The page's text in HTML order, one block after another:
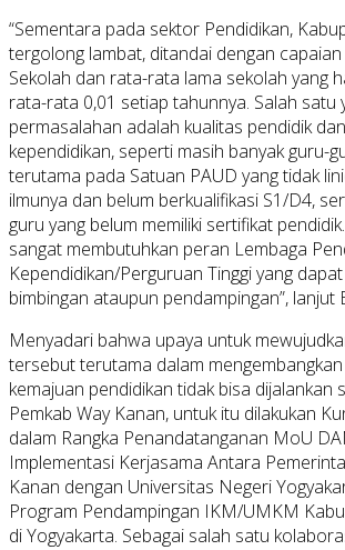
“Sementara pada sektor Pendidikan,
tergolong lambat, ditandai dengan
Sekolah dan rata-rata lama sekolah yang
rata-rata 0,01 setiap tahunnya. Salah satu
permasalahan adalah kualitas pendidik
kependidikan, seperti masih banyak guru-
terutama pada Satuan PAUD yang tidak
ilmunya dan belum berkualifikasi S1/D4,
guru yang belum memiliki sertifikat
sangat membutuhkan peran Lembaga
Kependidikan/Perguruan Tinggi yang
bimbingan ataupun pendampingan”, lanjut
Menyadari bahwa upaya untuk
tersebut terutama dalam
kemajuan pendidikan tidak bisa dijalankan
Pemkab Way Kanan, untuk itu dilakukan
dalam Rangka Penandatanganan MoU
Implementasi Kerjasama Antara
Kanan dengan Universitas Negeri
Program Pendampingan IKM/UMKM
di Yogyakarta. Sebagai salah satu